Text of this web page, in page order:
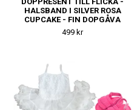
HALSBAND I SILVER ROSA
CUPCAKE - FIN DOPGÅVA
ELLER
NAMNGIVNINGSPRESENT
499 kr